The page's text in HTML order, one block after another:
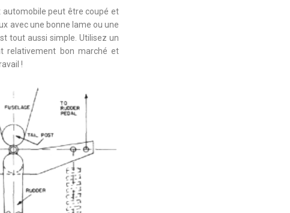
automobile peut être coupé et
avec une bonne lame ou une
tout aussi simple. Utilisez un
relativement bon marché et
!